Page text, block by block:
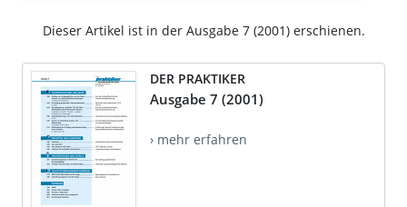
Dieser Artikel ist in der Ausgabe 7 (2001) erschienen.
DER PRAKTIKER
Ausgabe 7 (2001)
› mehr erfahren